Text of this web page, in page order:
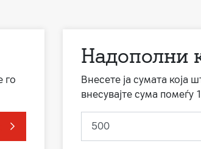
го
Надополни
Внесете ја сумата која
внесувајте сума